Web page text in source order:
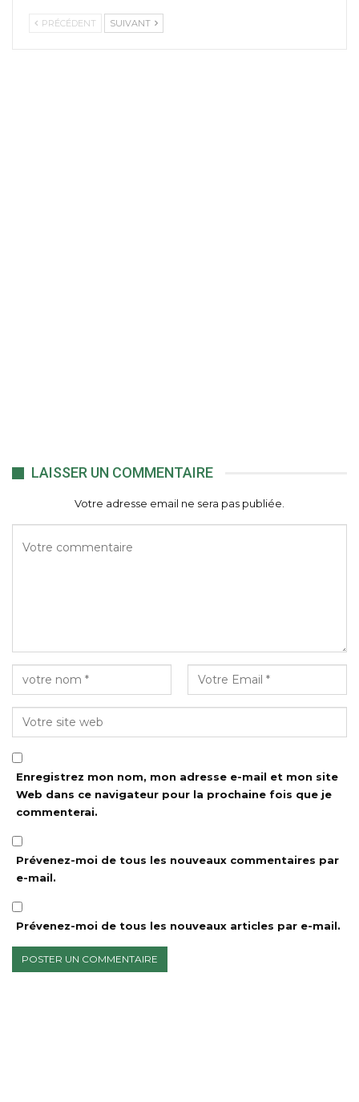
PRÉCÉDENT SUIVANT
LAISSER UN COMMENTAIRE
Votre adresse email ne sera pas publiée.
Enregistrez mon nom, mon adresse e-mail et mon site
Web dans ce navigateur pour la prochaine fois que je
commenterai.
Prévenez-moi de tous les nouveaux commentaires par
e-mail.
Prévenez-moi de tous les nouveaux articles par e-mail.